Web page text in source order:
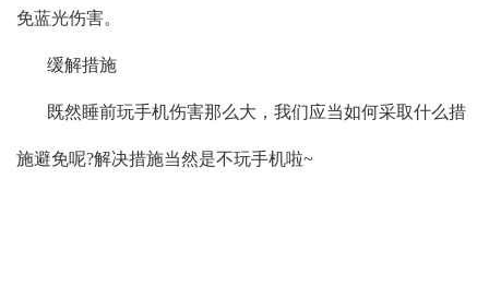
免蓝光伤害。
缓解措施
既然睡前玩手机伤害那么大，我们应当如何采取什么措
施避免呢?解决措施当然是不玩手机啦~